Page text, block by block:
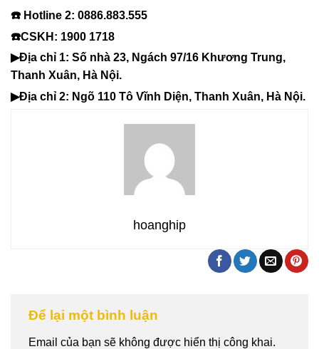
☎️ Hotline 2: 0886.883.555
☎️CSKH: 1900 1718
▶Địa chỉ 1: Số nhà 23, Ngách 97/16 Khương Trung,
Thanh Xuân, Hà Nội.
▶Địa chỉ 2: Ngõ 110 Tô Vĩnh Diện, Thanh Xuân, Hà Nội.
hoanghip
Để lại một bình luận
Email của bạn sẽ không được hiển thị công khai.